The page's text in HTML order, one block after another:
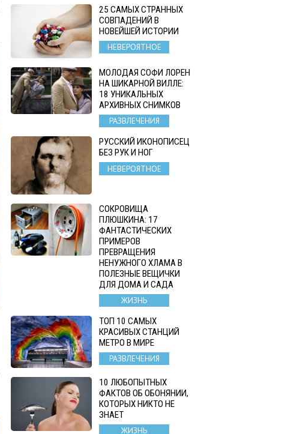
25 САМЫХ СТРАННЫХ
СОВПАДЕНИЙ В
НОВЕЙШЕЙ ИСТОРИИ
НЕВЕРОЯТНОЕ
МОЛОДАЯ СОФИ ЛОРЕН
НА ШИКАРНОЙ ВИЛЛЕ:
18 УНИКАЛЬНЫХ
АРХИВНЫХ СНИМКОВ
РАЗВЛЕЧЕНИЯ
РУССКИЙ ИКОНОПИСЕЦ
БЕЗ РУК И НОГ
НЕВЕРОЯТНОЕ
СОКРОВИЩА
ПЛЮШКИНА: 17
ФАНТАСТИЧЕСКИХ
ПРИМЕРОВ
ПРЕВРАЩЕНИЯ
НЕНУЖНОГО ХЛАМА В
ПОЛЕЗНЫЕ ВЕЩИЧКИ
ДЛЯ ДОМА И САДА
ЖИЗНЬ
ТОП 10 САМЫХ
КРАСИВЫХ СТАНЦИЙ
МЕТРО В МИРЕ
РАЗВЛЕЧЕНИЯ
10 ЛЮБОПЫТНЫХ
ФАКТОВ ОБ ОБОНЯНИИ,
КОТОРЫХ НИКТО НЕ
ЗНАЕТ
ЖИЗНЬ